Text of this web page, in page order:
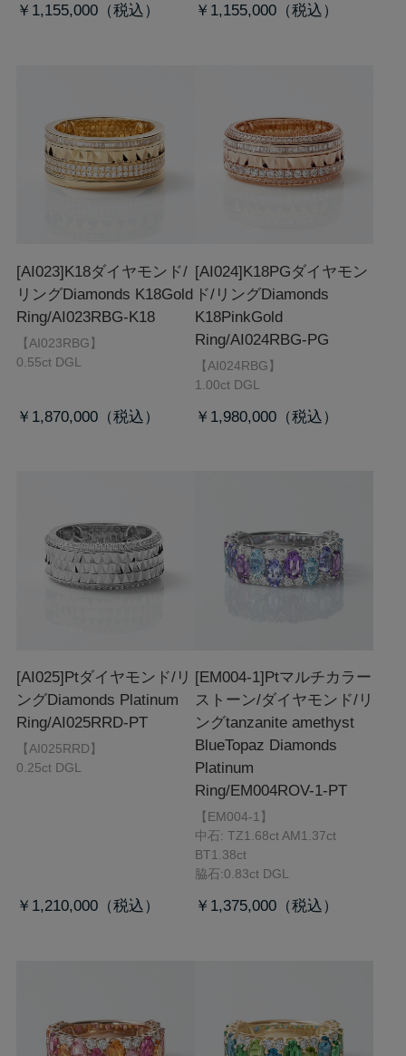
￥1,155,000 ￥1,155,000
[AI023]K18ダイヤモンド/
リングDiamonds K18Gold
Ring/AI023RBG-K18
【AI023RBG】
0.55ct DGL
￥1,870,000
[AI024]K18PGダイヤモン
ド/リングDiamonds
K18PinkGold
Ring/AI024RBG-PG
【AI024RBG】
1.00ct DGL
￥1,980,000
[AI025]Ptダイヤモンド/リ
ングDiamonds Platinum
Ring/AI025RRD-PT
【AI025RRD】
0.25ct DGL
￥1,210,000
[EM004-1]Ptマルチカラー
ストーン/ダイヤモンド/リ
ングtanzanite amethyst
BlueTopaz Diamonds
Platinum
Ring/EM004ROV-1-PT
【EM004-1】
中石: TZ1.68ct AM1.37ct
BT1.38ct
脇石:0.83ct DGL
￥1,375,000